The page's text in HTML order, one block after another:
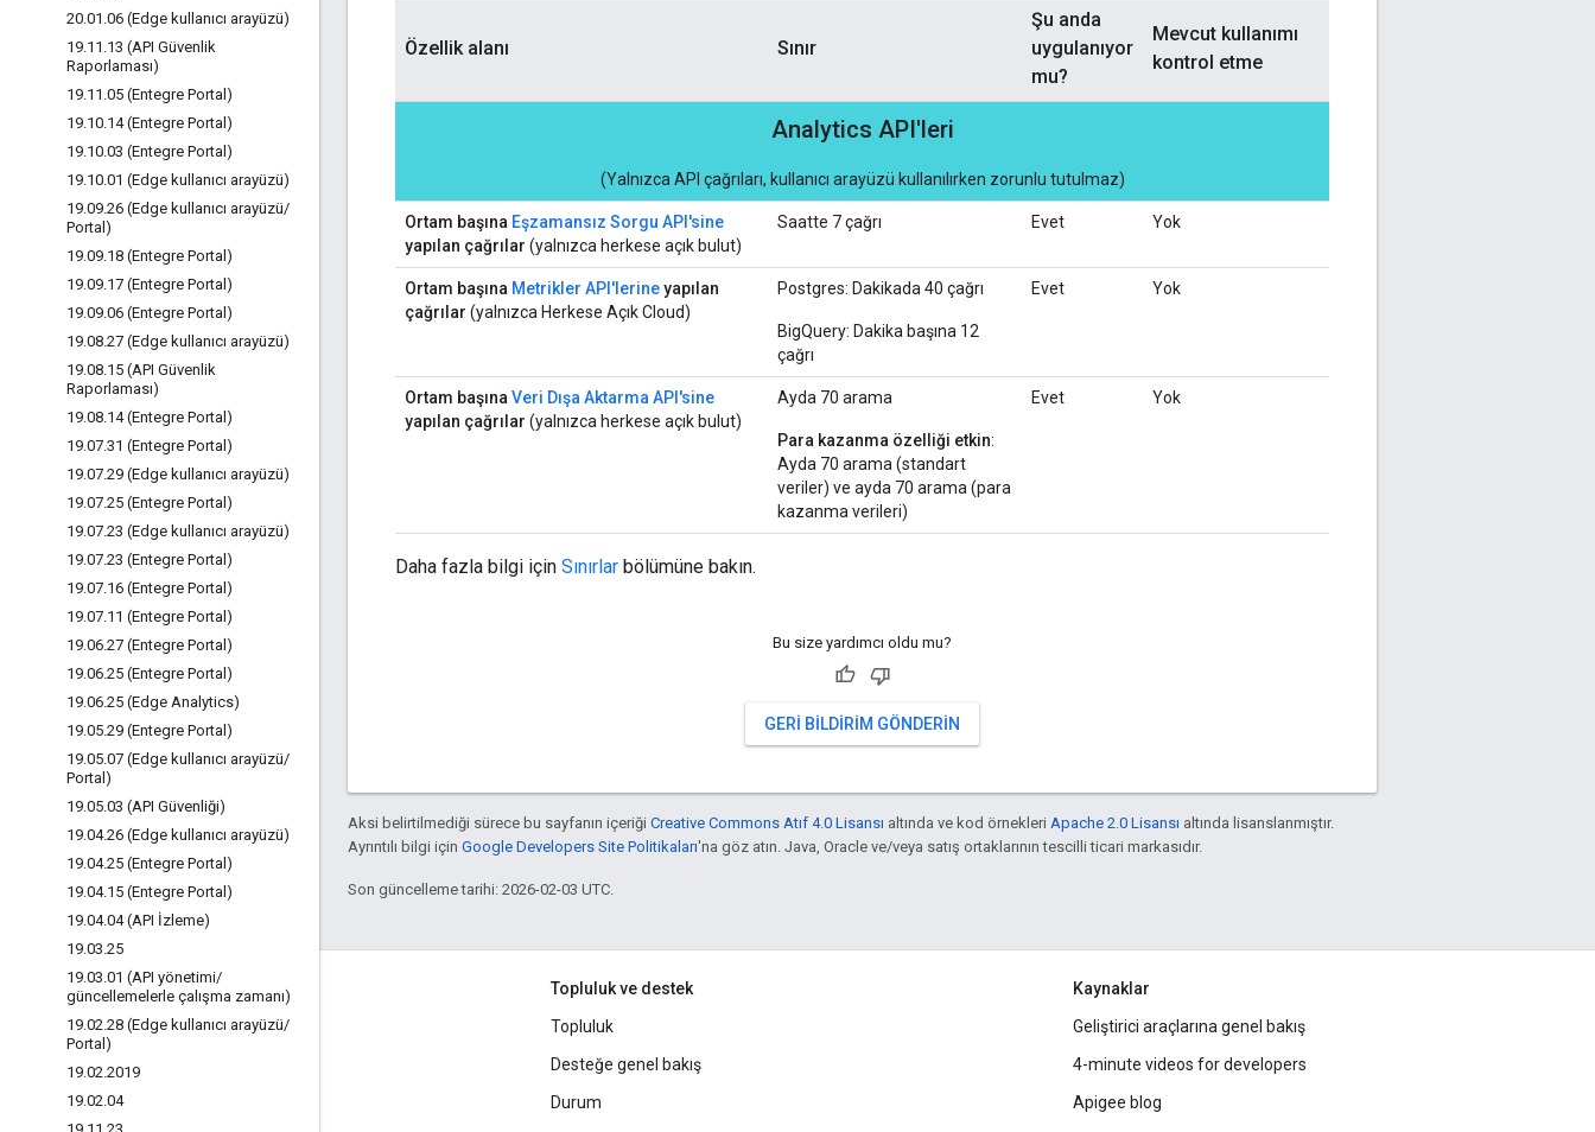
20.01 .06 (Edge kullanıcı arayüzü)
19.11 .13 (API Güvenlik
Raporlaması)
19.11 .05 (Entegre Portal)
19.10.14 (Entegre Portal)
19.10.03 (Entegre Portal)
19.10.01 (Edge kullanıcı arayüzü)
19.09.26 (Edge kullanıcı arayüzü/
Portal)
19.09.18 (Entegre Portal)
19.09.17 (Entegre Portal)
19.09.06 (Entegre Portal)
19.08.27 (Edge kullanıcı arayüzü)
19.08.15 (API Güvenlik
Raporlaması)
19.08.14 (Entegre Portal)
19.07.31 (Entegre Portal)
19.07.29 (Edge kullanıcı arayüzü)
19.07.25 (Entegre Portal)
19.07.23 (Edge kullanıcı arayüzü)
19.07.23 (Entegre Portal)
19.07.16 (Entegre Portal)
19.07.11 (Entegre Portal)
19.06.27 (Entegre Portal)
19.06.25 (Entegre Portal)
19.06.25 (Edge Analytics)
19.05.29 (Entegre Portal)
19.05.07 (Edge kullanıcı arayüzü/
Portal)
19.05.03 (API Güvenliği)
19.04.26 (Edge kullanıcı arayüzü)
19.04.25 (Entegre Portal)
19.04.15 (Entegre Portal)
19.04.04 (API İzleme)
19.03.25
19.03.01 (API yönetimi/
güncellemelerle çalışma zamanı)
19.02.28 (Edge kullanıcı arayüzü/
Portal)
19.02.2019
19.02.04
Özellik alanı Sınır
Şu anda
uygulanıyor
mu?
Mevcut kullanımı
kontrol etme
Analytics API'leri
(Yalnızca API çağrıları, kullanıcı arayüzü kullanılırken zorunlu tutulmaz)
Ortam başına Eşzamansız Sorgu API'sine
yapılan çağrılar (yalnızca herkese açık bulut)
Saatte 7 çağrı Evet Yok
Ortam başına Metrikler API'lerineyapılan
çağrılar (yalnızca Herkese Açık Cloud)
Postgres: Dakikada 40 çağrı
BigQuery: Dakika başına 12
çağrı
Evet Yok
Ortam başına Veri Dışa Aktarma API'sine
yapılan çağrılar (yalnızca herkese açık bulut)
Ayda 70 arama
Para kazanma özelliği etkin:
Ayda 70 arama (standart
veriler) ve ayda 70 arama (para
kazanma verileri)
Evet Yok
Daha fazla bilgi için Sınırlar bölümüne bakın.
Bu size yardımcı oldu mu?
GERI BILDIRIM GÖNDERIN
Aksi belirtilmediği sürece bu sayfanın içeriği Creative Commons Atıf 4.0 Lisansı altında ve kod örnekleri Apache 2.0 Lisansı altında lisanslanmıştır.
Ayrıntılı bilgi için Google Developers Site Politikaları'na göz atın. Java, Oracle ve/veya satış ortaklarının tescilli ticari markasıdır.
Son güncelleme tarihi: 2026-02-03 UTC.
Apigee hakkında
We're part of Google
Etkinlikler
İş Ortakları
Topluluk ve destek
Topluluk
Desteğe genel bakış
Durum
Kaynaklar
Geliştirici araçlarına genel bakış
4-minute videos for developers
Apigee blog